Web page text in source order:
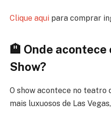
Clique aqui para comprar
🏨 Onde
Show?
O show acontece no teatro
mais luxuosos de Las